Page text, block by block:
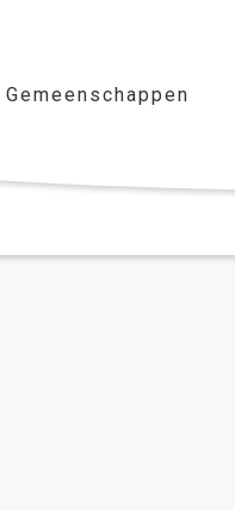
Gemeenschappen